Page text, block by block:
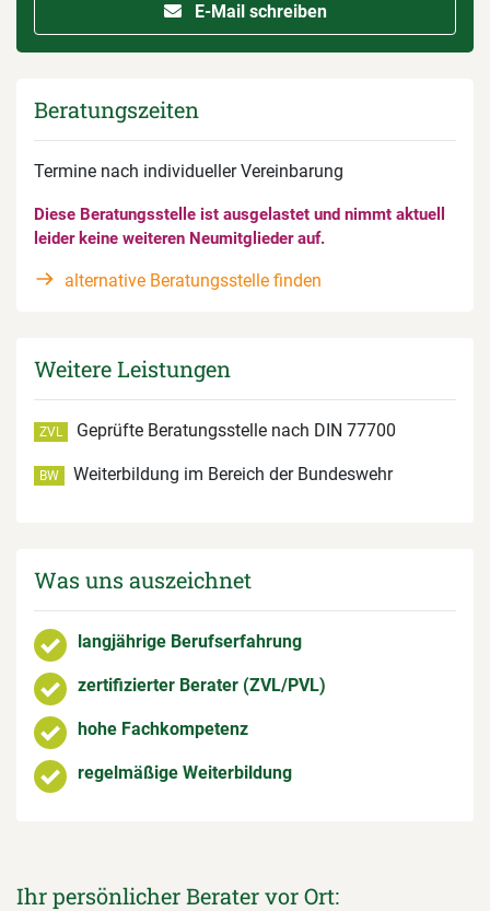
E-Mail schreiben
Beratungszeiten
Termine nach individueller Vereinbarung
Diese Beratungsstelle ist ausgelastet und nimmt aktuell
leider keine weiteren Neumitglieder auf.
alternative Beratungsstelle finden
Weitere Leistungen
ZVL Geprüfte Beratungsstelle nach DIN 77700
BW Weiterbildung im Bereich der Bundeswehr
Was uns auszeichnet
langjährige Berufserfahrung
zertifizierter Berater (ZVL/PVL)
hohe Fachkompetenz
regelmäßige Weiterbildung
Ihr persönlicher Berater vor Ort: